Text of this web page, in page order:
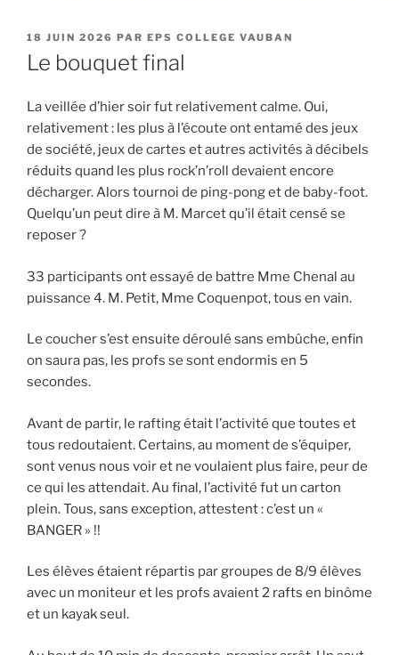
PUBLIÉ
LE
18 JUIN 2026 PAR EPS COLLEGE VAUBAN
Le bouquet final
La veillée d’hier soir fut relativement calme. Oui,
relativement : les plus à l’écoute ont entamé des jeux
de société, jeux de cartes et autres activités à décibels
réduits quand les plus rock’n’roll devaient encore
décharger. Alors tournoi de ping-pong et de baby-foot.
Quelqu’un peut dire à M. Marcet qu’il était censé se
reposer ?
33 participants ont essayé de battre Mme Chenal au
puissance 4. M. Petit, Mme Coquenpot, tous en vain.
Le coucher s’est ensuite déroulé sans embûche, enfin
on saura pas, les profs se sont endormis en 5
secondes.
Avant de partir, le rafting était l’activité que toutes et
tous redoutaient. Certains, au moment de s’équiper,
sont venus nous voir et ne voulaient plus faire, peur de
ce qui les attendait. Au final, l’activité fut un carton
plein. Tous, sans exception, attestent : c’est un «
BANGER » !!
Les élèves étaient répartis par groupes de 8/9 élèves
avec un moniteur et les profs avaient 2 rafts en binôme
et un kayak seul.